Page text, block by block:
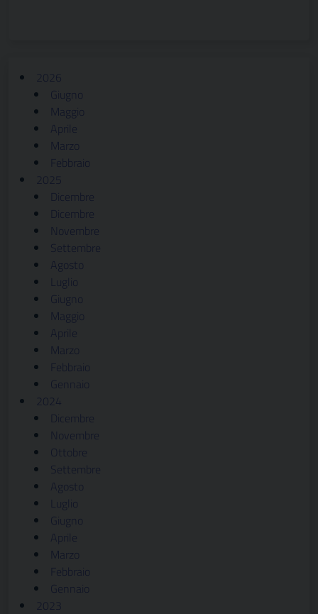
2026
Giugno
Maggio
Aprile
Marzo
Febbraio
2025
Dicembre
Dicembre
Novembre
Settembre
Agosto
Luglio
Giugno
Maggio
Aprile
Marzo
Febbraio
Gennaio
2024
Dicembre
Novembre
Ottobre
Settembre
Agosto
Luglio
Giugno
Aprile
Marzo
Febbraio
Gennaio
2023